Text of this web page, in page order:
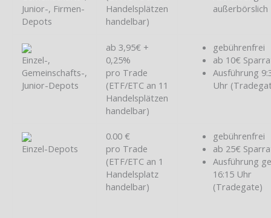
Junior-, Firmen-
Depots
Handelsplätzen
handelbar)
außerbörslich
Einzel-,
Gemeinschafts-,
Junior-Depots
ab 3,95€ +
0,25%
pro Trade
(ETF/ETC an 11
Handelsplätzen
handelbar)
gebührenfrei
ab 10€
Ausführung
Uhr
Einzel-Depots
0.00 €
pro Trade
(ETF/ETC an 1
Handelsplatz
handelbar)
gebührenfrei
ab 25€
Ausführung
16:15 Uhr
(Tradegate)